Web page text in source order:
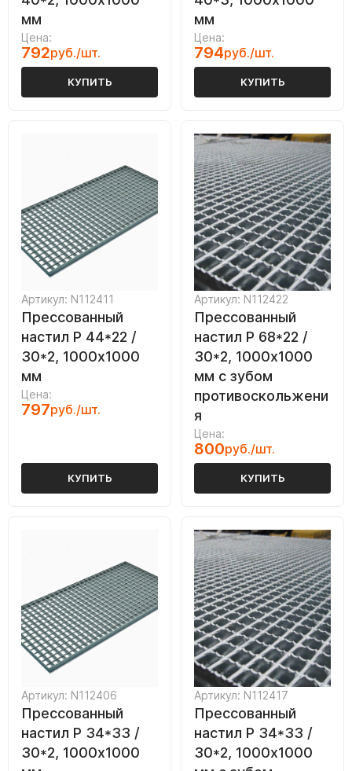
мм
Цена:
792руб./шт.
КУПИТЬ
мм
Цена:
794руб./шт.
КУПИТЬ
Артикул: N112411
Прессованный
настил Р 44*22 /
30*2, 1000х1000
мм
Цена:
797руб./шт.
КУПИТЬ
Артикул: N112422
Прессованный
настил Р 68*22 /
30*2, 1000х1000
мм с зубом
противоскольжени
я
Цена:
800руб./шт.
КУПИТЬ
Артикул: N112406
Прессованный
настил Р 34*33 /
30*2, 1000х1000
Артикул: N112417
Прессованный
настил Р 34*33 /
30*2, 1000х1000